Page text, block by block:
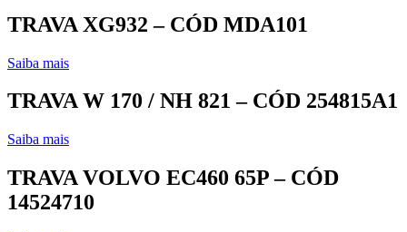
TRAVA XG932 – CÓD MDA101
Saiba mais
TRAVA W 170 / NH 821 – CÓD 254815A1
Saiba mais
TRAVA VOLVO EC460 65P – CÓD
14524710